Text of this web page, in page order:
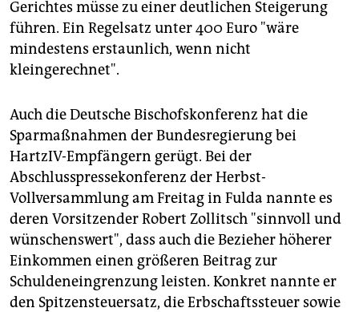
Gerichtes müsse zu einer deutlichen Steigerung
führen. Ein Regelsatz unter 400 Euro "wäre
mindestens erstaunlich, wenn nicht
kleingerechnet".
Auch die Deutsche Bischofskonferenz hat die
Sparmaßnahmen der Bundesregierung bei
HartzIV-Empfängern gerügt. Bei der
Abschlusspressekonferenz der Herbst-
Vollversammlung am Freitag in Fulda nannte es
deren Vorsitzender Robert Zollitsch "sinnvoll und
wünschenswert", dass auch die Bezieher höherer
Einkommen einen größeren Beitrag zur
Schuldeneingrenzung leisten. Konkret nannte er
den Spitzensteuersatz, die Erbschaftssteuer sowie